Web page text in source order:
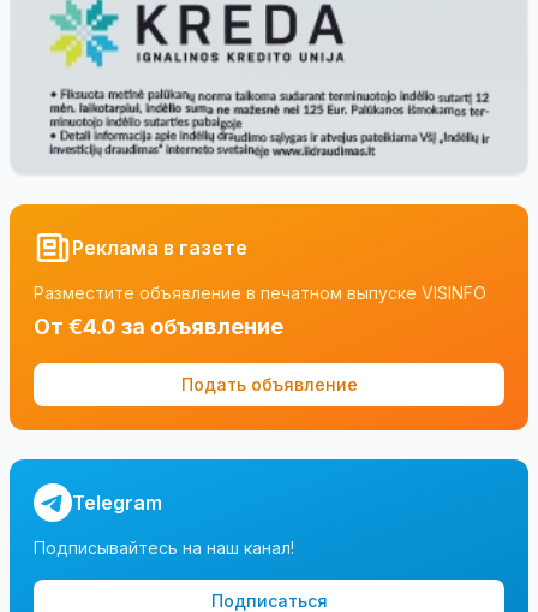
Реклама в газете
Разместите объявление в печатном выпуске VISINFO
От €4.0 за объявление
Подать объявление
Telegram
Подписывайтесь на наш канал!
Подписаться